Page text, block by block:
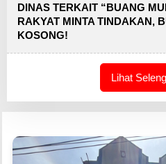
DINAS TERKAIT “BUANG
RAKYAT MINTA TINDAKAN,
KOSONG!
Lihat